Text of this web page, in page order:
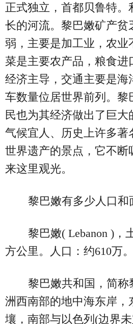
正式独立，首都贝鲁特。
长的河流。黎巴嫩矿产贫
弱，主要是加工业，农业
菜是主要农产品，粮食进
经济主导，交通主要是海
车数量位居世界前列。黎
民也为其经济做出了巨
气候宜人、历史上许多著
世界遗产的景点，它不断
来这里观光。
黎巴嫩有多少人口和
黎巴嫩( Lebanon )，
方公里。人口：约610万。
黎巴嫩共和国，简称
洲西南部的地中海东岸，
壤，南部与以色列(边界